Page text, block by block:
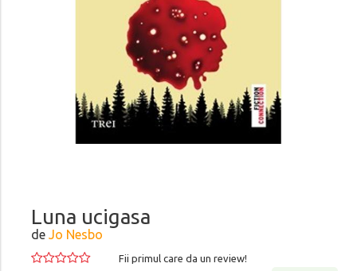
Luna ucigasa
de Jo Nesbo
Fii primul care da un review!